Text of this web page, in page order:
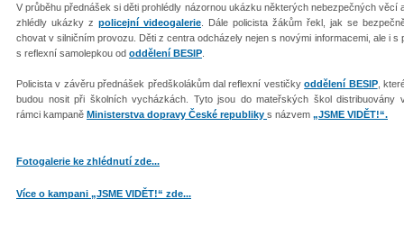
V průběhu přednášek si děti prohlédly názornou ukázku některých nebezpečných věcí
zhlédly ukázky z policejní videogalerie . Dále policista žákům řekl, jak se
chovat v silničním provozu. Děti z centra odcházely nejen s novými informacemi, ale i
s reflexní samolepkou od oddělení BESIP
Policista v závěru přednášek předškolákům dal reflexní vestičkyoddělení BESIP,
budou nosit při školních vycházkách. Tyto jsou do mateřských škol distribuovány
rámci kampaně Ministerstva dopravy České republiky s názvem „JSME VIDĚT!“.
Fotogalerie ke zhlédnutí zde...
Více o kampani „JSME VIDĚT!“ zde...